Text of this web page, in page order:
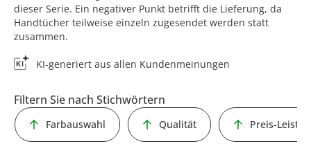
dieser Serie. Ein negativer Punkt betrifft die Lieferung, da
Handtücher teilweise einzeln zugesendet werden statt
zusammen.
KI-generiert aus allen Kundenmeinungen
Filtern Sie nach Stichwörtern
Farbauswahl Qualität Preis-